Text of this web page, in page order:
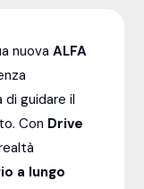
nuovaALFA
guidare il
Con Drive
a lungo